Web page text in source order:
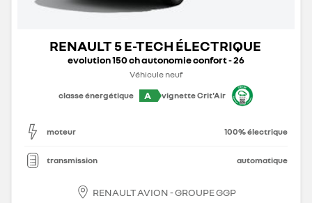
RENAULT 5 E-TECH ÉLECTRIQUE
evolution 150 ch autonomie confort - 26
Véhicule neuf
classe énergétique
A vignette Crit'Air
moteur 100% électrique
transmission automatique
RENAULT AVION - GROUPE GGP